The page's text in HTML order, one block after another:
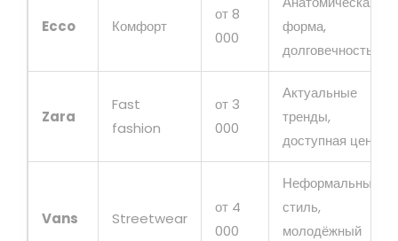
Ecco Комфорт
от 8
000
форма,
долговечность
Zara
Fast
fashion
от 3
000
Актуальные
тренды,
доступная цена
Vans Streetwear
от 4
000
Неформальный
стиль,
молодёжный